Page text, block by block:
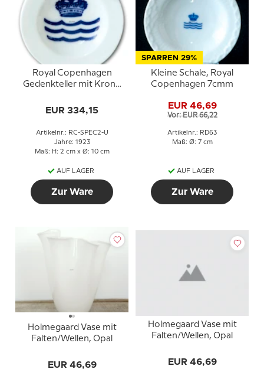
Royal Copenhagen
Gedenkteller mit Krone
EUR 334,15
Artikelnr.: RC-SPEC2-U
Jahre: 1923
Maß: H: 2 cm x Ø: 10 cm
AUF LAGER
Zur Ware
SPARREN 29%
Kleine Schale, Royal
Copenhagen 7cmm
EUR 46,69
Vor: EUR 66,22
Artikelnr.: RD63
Maß: Ø: 7 cm
AUF LAGER
Zur Ware
Holmegaard Vase mit
Falten/Wellen, Opal
EUR 46,69
Holmegaard Vase mit
Falten/Wellen, Opal
EUR 46,69